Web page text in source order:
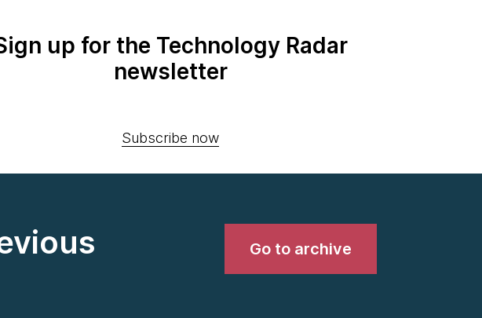
up for the Technology Radar
newsletter
Subscribe now
Go to archive